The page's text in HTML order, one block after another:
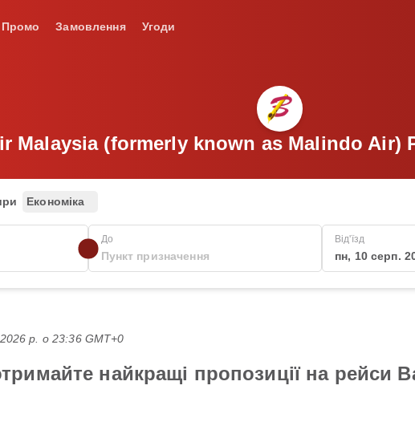
Промо Замовлення Угоди
Malaysia (formerly known as Malindo Air)
Економіка
До Від'їзд
пн, 10 серп.
р. о 23:36 GMT+0
найкращі пропозиції на рейси